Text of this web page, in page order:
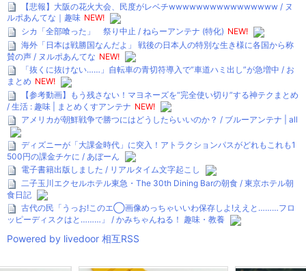
【悲報】大阪の花火大会、民度がレベチwwwwwwwwwwwwwwww / ヌ
ルポあんてな｜趣味 NEW!
シカ「全部喰った」 祭り中止 / ねらーアンテナ (特化) NEW!
海外「日本は戦勝国なんだよ」 戦後の日本人の特別な生き様に各国から称
賛の声 / ヌルポあんてな NEW!
「抜くに抜けない……」自転車の青切符導入で”車道ハミ出し”が急増中 / お
まとめ NEW!
【参考動画】もう残さない！マヨネーズを“完全使い切り”する神テクまとめ
/ 生活 : 趣味 | まとめくすアンテナ NEW!
アメリカが朝鮮戦争で勝つにはどうしたらいいのか？ / ブルーアンテナ | all
ディズニーが「大課金時代」に突入！アトラクションパスがどれもこれも1
500円の課金チケに / あぼーん
電子書籍出版しました / リアルタイム文字起こし
二子玉川エクセルホテル東急・The 30th Dining Barの朝食 / 東京ホテル朝
食日記
古代の民「うっお!このエ◯画像めっちゃいいわ保存しよ!ええと………フロ
ッピーディスクはと………」 / かみちゃんねる！ 趣味・教養
Powered by livedoor 相互RSS